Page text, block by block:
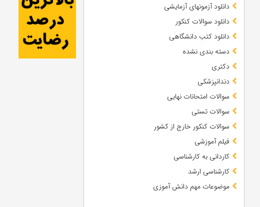
دانلود آزمونهای آزمایشی
دانلود سوالات کنکور
دانلود کتب دانشگاهی
دسته بندی نشده
دکتری
دندانپزشکی
سوالات امتحانات نهایی
سوالات تستی
سوالات کنکور خارج از کشور
فیلم آموزشی
کاردانی به کارشناسی
کارشناسی ارشد
موضوعات مهم دانش آموزی